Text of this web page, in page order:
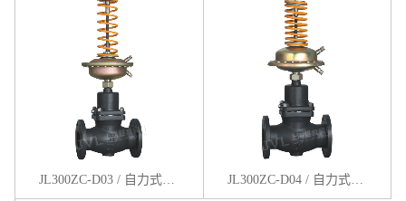
JL300ZC-D04 / 自力式压差（压差上升阀开）控制阀